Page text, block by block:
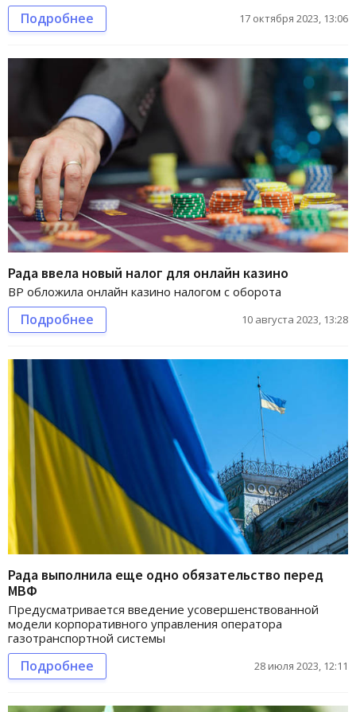
Подробнее 17 октября 2023, 13:06
Рада ввела новый налог для онлайн казино
ВР обложила онлайн казино налогом с оборота
Подробнее 10 августа 2023, 13:28
Рада выполнила еще одно обязательство перед
МВФ
Предусматривается введение усовершенствованной
модели корпоративного управления оператора
газотранспортной системы
Подробнее 28 июля 2023, 12:11